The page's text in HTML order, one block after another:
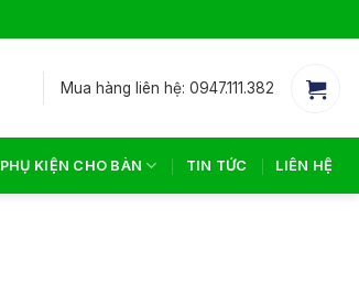
Mua hàng liên hệ: 0947.111.382
PHỤ KIỆN CHO BÀN TIN TỨC LIÊN HỆ